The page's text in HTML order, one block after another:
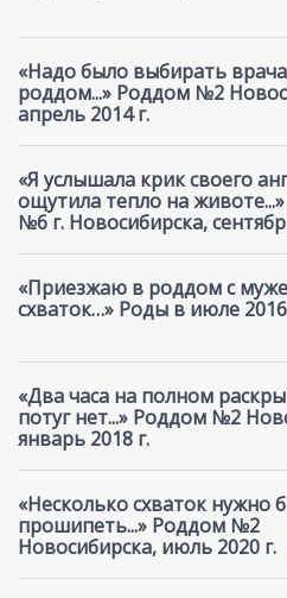
«Надо было выбирать
роддом...» Роддом №2
апрель 2014 г.
«Я услышала крик своего
ощутила тепло на
№6 г. Новосибирска,
«Приезжаю в роддом с
схваток…» Роды в июле
«Два часа на полном
потуг нет...» Роддом №2
январь 2018 г.
«Несколько схваток нужно
прошипеть...» Роддом №2
Новосибирска, июль 2020 г.